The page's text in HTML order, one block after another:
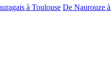
à Toulouse De Naurouze